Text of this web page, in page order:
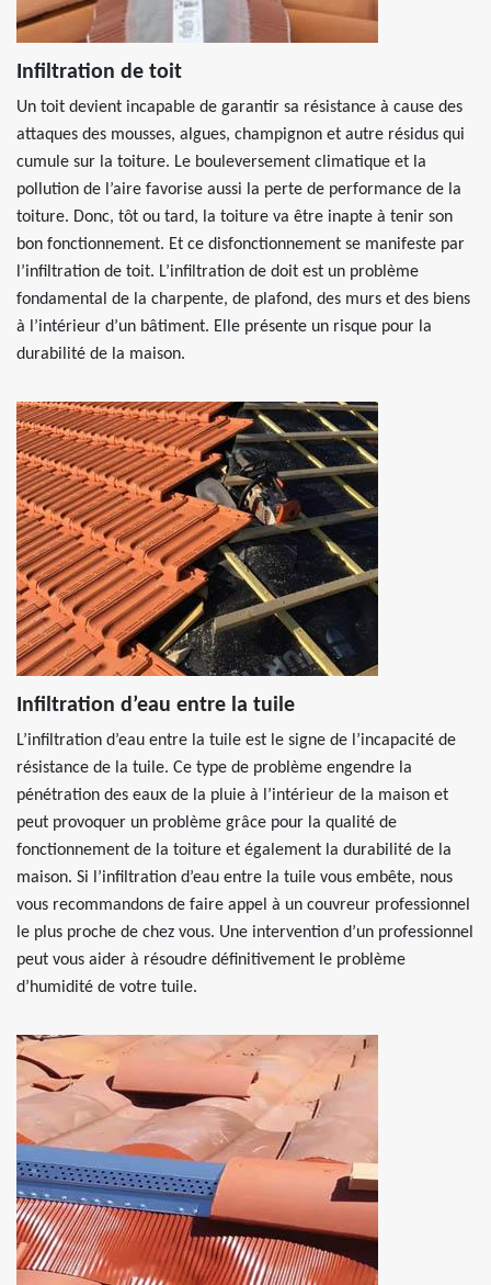
Infiltration de toit
Un toit devient incapable de garantir sa résistance à cause des
attaques des mousses, algues, champignon et autre résidus qui
cumule sur la toiture. Le bouleversement climatique et la
pollution de l’aire favorise aussi la perte de performance de la
toiture. Donc, tôt ou tard, la toiture va être inapte à tenir son
bon fonctionnement. Et ce disfonctionnement se manifeste par
l’infiltration de toit. L’infiltration de doit est un problème
fondamental de la charpente, de plafond, des murs et des biens
à l’intérieur d’un bâtiment. Elle présente un risque pour la
durabilité de la maison.
Infiltration d’eau entre la tuile
L’infiltration d’eau entre la tuile est le signe de l’incapacité de
résistance de la tuile. Ce type de problème engendre la
pénétration des eaux de la pluie à l’intérieur de la maison et
peut provoquer un problème grâce pour la qualité de
fonctionnement de la toiture et également la durabilité de la
maison. Si l’infiltration d’eau entre la tuile vous embête, nous
vous recommandons de faire appel à un couvreur professionnel
le plus proche de chez vous. Une intervention d’un professionnel
peut vous aider à résoudre définitivement le problème
d’humidité de votre tuile.